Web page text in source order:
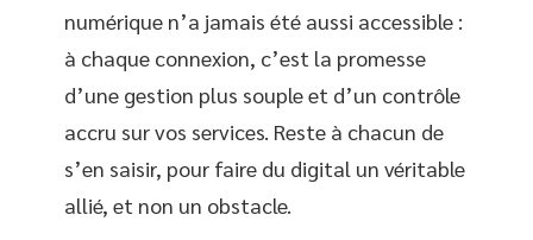
numérique n’a jamais été aussi accessible :
à chaque connexion, c’est la promesse
d’une gestion plus souple et d’un contrôle
accru sur vos services. Reste à chacun de
s’en saisir, pour faire du digital un véritable
allié, et non un obstacle.